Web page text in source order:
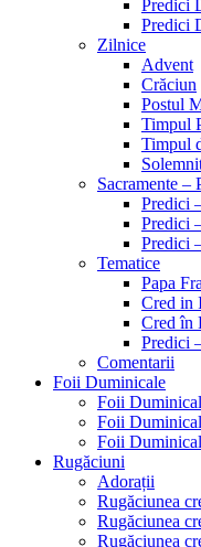
Predici
Predici
Zilnice
Advent
Crăciun
Postul
Timpul
Timpul
Sacramente –
Predici
Predici
Predici
Tematice
Papa
Cred in
Cred în
Predici
Comentarii
Foii Duminicale
Foii
Foii
Foii
Rugăciuni
Adorații
Rugăciunea
Rugăciunea
Rugăciunea